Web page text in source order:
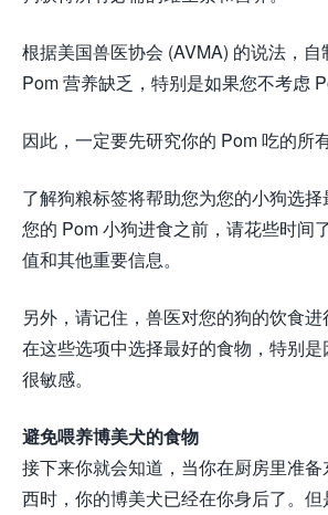
根据美国兽医协会 (AVMA) 的说法，
Pom 营养缺乏，特别是如果您不考虑
因此，一定要先研究你的 Pom 吃的所有
了解狗粮标签将帮助您为您的小狗选
您的 Pom 小狗进食之前，请花些时间
值和其他重要信息。
另外，请记住，兽医对您的狗的饮食
在这些选项中选择最好的食物，特别
很敏感。
避免喂养博美犬的食物
接下来你就会知道，当你在厨房里准
西时，你的博美犬已经在你身后了。